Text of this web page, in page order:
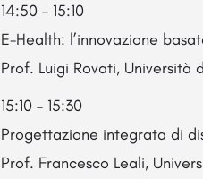
14:50 – 15:10
E-Health: l’innovazione
Prof. Luigi Rovati, Università
15:10 – 15:30
Progettazione integrata di
Prof. Francesco Leali,